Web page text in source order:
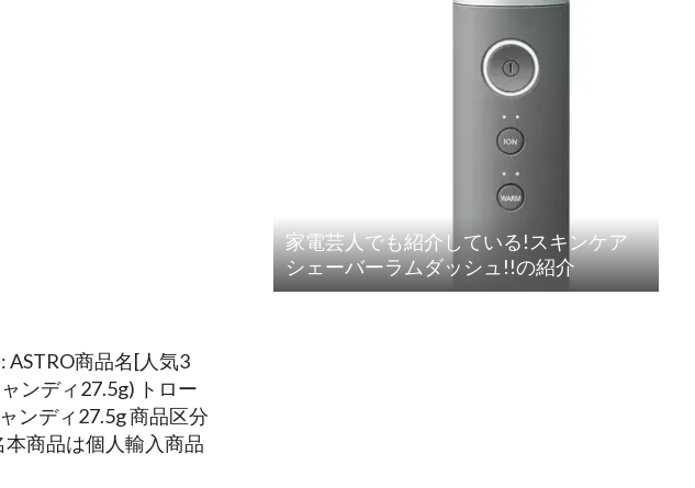
ASTRO商品名[人気3
ンディ27.5g) トロー
ンディ27.5g 商品区分
商品は個人輸入商品
家電芸人でも紹介している!スキンケア
シェーバーラムダッシュ!!の紹介